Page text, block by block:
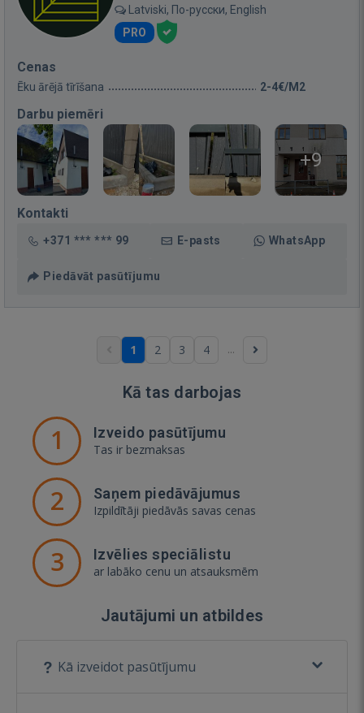
Latviski, По-русски, English
PRO
Cenas
Ēku ārējā tīrīšana 2-4€/M2
Darbu piemēri
+9
Kontakti
+371 *** *** 99 E-pasts WhatsApp
Piedāvāt pasūtījumu
1 2 3 4 ...
Kā tas darbojas
1 Izveido pasūtījumu
Tas ir bezmaksas
2 Saņem piedāvājumus
Izpildītāji piedāvās savas cenas
3 Izvēlies speciālistu
ar labāko cenu un atsauksmēm
Jautājumi un atbildes
Kā izveidot pasūtījumu